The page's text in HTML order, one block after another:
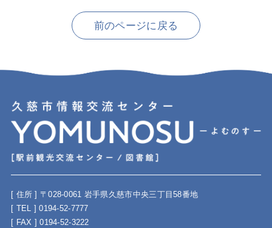
前のページに戻る
[ 住所 ] 〒028-0061 岩手県久慈市中央三丁目58番地
[ TEL ] 0194-52-7777
[ FAX ] 0194-52-3222